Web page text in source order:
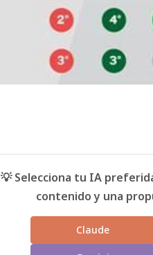
💡 Selecciona tu IA
contenido y una
Claude